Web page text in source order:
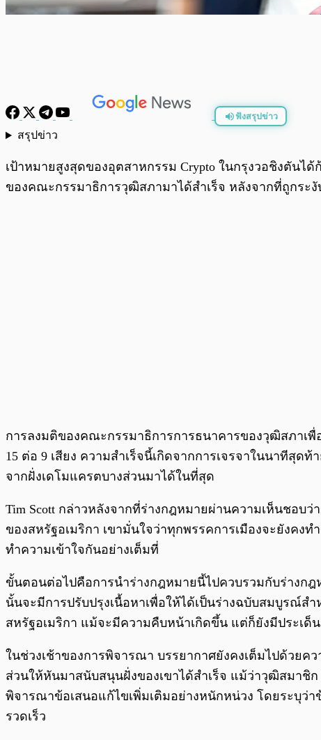
ฟังสรุปข่าว
สรุปข่าว
เป้าหมายสูงสุดของอุตสาหกรรม Crypto ในกรุงวอชิงตันไ
ของคณะกรรมาธิการวุฒิสภามาได้สำเร็จ หลังจากที่ถูกระงั
การลงมติของคณะกรรมาธิการการธนาคารของวุฒิสภาเ
15 ต่อ 9 เสียง ความสำเร็จนี้เกิดจากการเจรจาในนาทีสุด
จากฝั่งเดโมแครตบางส่วนมาได้ในที่สุด
Tim Scott กล่าวหลังจากที่ร่างกฎหมายผ่านความเห็นชอ
ของสหรัฐอเมริกา เขามั่นใจว่าทุกพรรคการเมืองจะยังค
ทำความเข้าใจกันอย่างเต็มที่
ขั้นตอนต่อไปคือการนำร่างกฎหมายนี้ไปควบรวมกับร่างก
นั้นจะมีการปรับปรุงเนื้อหาเพื่อให้ได้เป็นร่างฉบับสมบูรณ์
สหรัฐอเมริกา แม้จะมีความคืบหน้าเกิดขึ้น แต่ก็ยังมีประเ
ในช่วงเช้าของการพิจารณา บรรยากาศยังคงเต็มไปด้วยค
ส่วนให้หันมาสนับสนุนฝั่งของเขาได้สำเร็จ แม้ว่าวุฒิสมาชิ
พิจารณาข้อเสนอแก้ไขเพิ่มเติมอย่างหนักหน่วง โดยระบุว่
รวดเร็ว